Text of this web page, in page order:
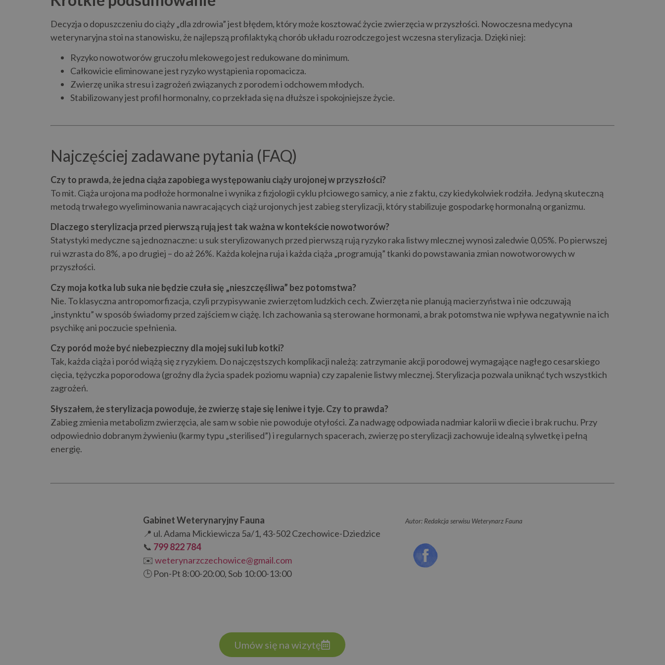
Decyzja o dopuszczeniu do ciąży „dla zdrowia” jest błędem, który może kosztować życie zwierzęcia w przyszłości. Nowoczesna medycyna
weterynaryjna stoi na stanowisku, że najlepszą profilaktyką chorób układu rozrodczego jest wczesna sterylizacja. Dzięki niej:
Ryzyko nowotworów gruczołu mlekowego jest redukowane do minimum.
Całkowicie eliminowane jest ryzyko wystąpienia ropomacicza.
Zwierzę unika stresu i zagrożeń związanych z porodem i odchowem młodych.
Stabilizowany jest profil hormonalny, co przekłada się na dłuższe i spokojniejsze życie.
Najczęściej zadawane pytania (FAQ)
Czy to prawda, że jedna ciąża zapobiega występowaniu ciąży urojonej w przyszłości?
To mit. Ciąża urojona ma podłoże hormonalne i wynika z fizjologii cyklu płciowego samicy, a nie z faktu, czy kiedykolwiek rodziła. Jedyną skuteczną
metodą trwałego wyeliminowania nawracających ciąż urojonych jest zabieg sterylizacji, który stabilizuje gospodarkę hormonalną organizmu.
Dlaczego sterylizacja przed pierwszą rują jest tak ważna w kontekście nowotworów?
Statystyki medyczne są jednoznaczne: u suk sterylizowanych przed pierwszą rują ryzyko raka listwy mlecznej wynosi zaledwie 0,05%. Po pierwszej
rui wzrasta do 8%, a po drugiej – do aż 26%. Każda kolejna ruja i każda ciąża „programują” tkanki do powstawania zmian nowotworowych w
przyszłości.
Czy moja kotka lub suka nie będzie czuła się „nieszczęśliwa” bez potomstwa?
Nie. To klasyczna antropomorfizacja, czyli przypisywanie zwierzętom ludzkich cech. Zwierzęta nie planują macierzyństwa i nie odczuwają
„instynktu” w sposób świadomy przed zajściem w ciążę. Ich zachowania są sterowane hormonami, a brak potomstwa nie wpływa negatywnie na ich
psychikę ani poczucie spełnienia.
Czy poród może być niebezpieczny dla mojej suki lub kotki?
Tak, każda ciąża i poród wiążą się z ryzykiem. Do najczęstszych komplikacji należą: zatrzymanie akcji porodowej wymagające nagłego cesarskiego
cięcia, tężyczka poporodowa (groźny dla życia spadek poziomu wapnia) czy zapalenie listwy mlecznej. Sterylizacja pozwala uniknąć tych wszystkich
zagrożeń.
Słyszałem, że sterylizacja powoduje, że zwierzę staje się leniwe i tyje. Czy to prawda?
Zabieg zmienia metabolizm zwierzęcia, ale sam w sobie nie powoduje otyłości. Za nadwagę odpowiada nadmiar kalorii w diecie i brak ruchu. Przy
odpowiednio dobranym żywieniu (karmy typu „sterilised”) i regularnych spacerach, zwierzę po sterylizacji zachowuje idealną sylwetkę i pełną
energię.
Gabinet Weterynaryjny Fauna
📍 ul. Adama Mickiewicza 5a/1, 43-502 Czechowice-Dziedzice
📞 799 822 784
✉️ weterynarzczechowice@gmail.com
🕒 Pon-Pt 8:00-20:00, Sob 10:00-13:00
Autor: Redakcja serwisu Weterynarz Fauna
Umów się na wizytę